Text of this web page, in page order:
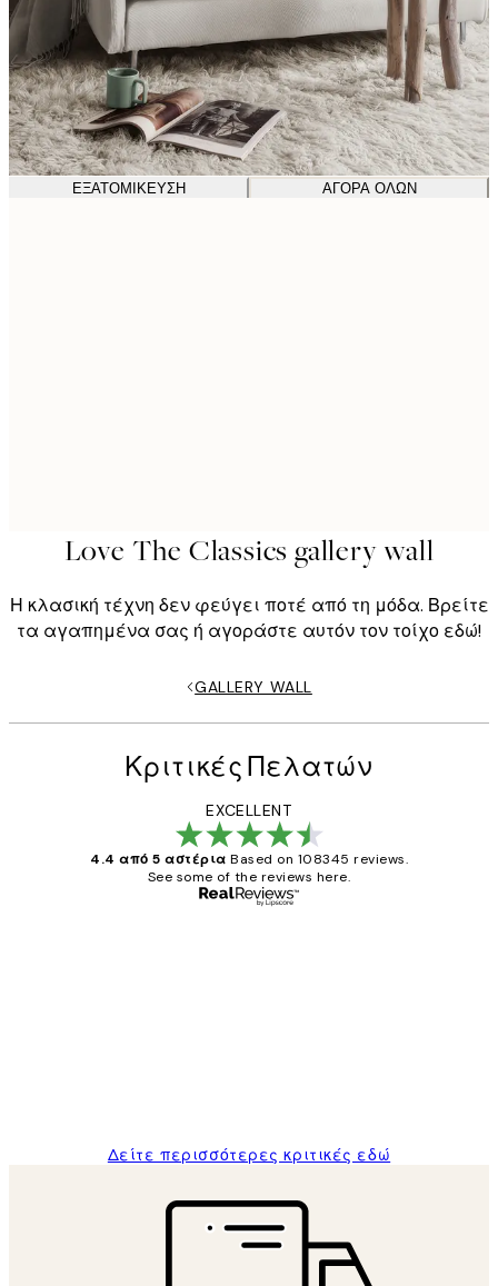
ΕΞΑΤΟΜΊΚΕΥΣΗ ΑΓΟΡΆ ΌΛΩΝ
Love The Classics gallery wall
Η κλασική τέχνη δεν φεύγει ποτέ από τη μόδα. Βρείτε
τα αγαπημένα σας ή αγοράστε αυτόν τον τοίχο εδώ!
GALLERY WALL
Κριτικές Πελατών
EXCELLENT
4.4 από 5 αστέρια Based on 108345 reviews.
See some of the reviews here.
Δείτε περισσότερες κριτικές εδώ